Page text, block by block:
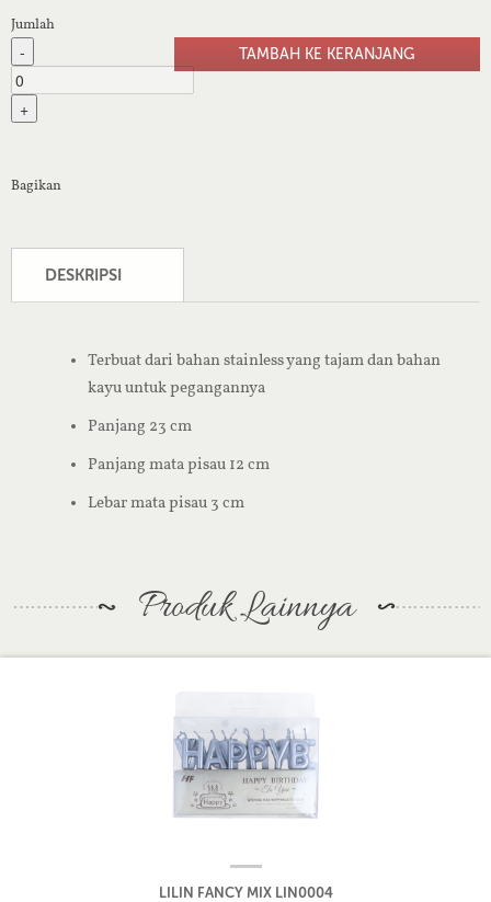
Jumlah
-
+
Bagikan
DESKRIPSI
Terbuat dari bahan stainless yang tajam dan bahan
kayu untuk pegangannya
Panjang 23 cm
Panjang mata pisau 12 cm
Lebar mata pisau 3 cm
Produk Lainnya
LILIN FANCY MIX LIN0004